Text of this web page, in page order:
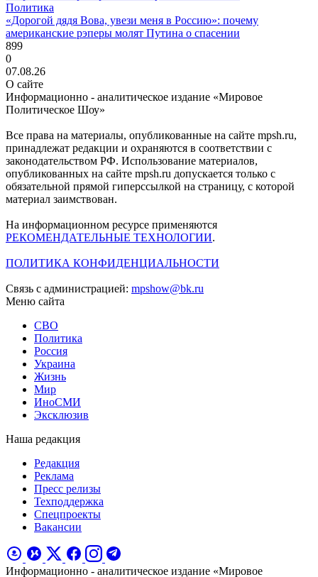
Политика
«Дорогой дядя Вова, увези меня в Россию»: почему
американские рэперы молят Путина о спасении
899
0
07.08.26
О сайте
Информационно - аналитическое издание «Мировое
Политическое Шоу»
Все права на материалы, опубликованные на сайте mpsh.ru,
принадлежат редакции и охраняются в соответствии с
законодательством РФ. Использование материалов,
опубликованных на сайте mpsh.ru допускается только с
обязательной прямой гиперссылкой на страницу, с которой
материал заимствован.
На информационном ресурсе применяются
РЕКОМЕНДАТЕЛЬНЫЕ ТЕХНОЛОГИИ.
ПОЛИТИКА КОНФИДЕНЦИАЛЬНОСТИ
Связь с администрацией: mpshow@bk.ru
Меню сайта
СВО
Политика
Россия
Украина
Жизнь
Мир
ИноСМИ
Эксклюзив
Наша редакция
Редакция
Реклама
Пресс релизы
Техподдержка
Спецпроекты
Вакансии
Информационно - аналитическое издание «Мировое